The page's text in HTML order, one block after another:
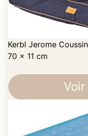
Kerbl Jerome
70 x 11 cm